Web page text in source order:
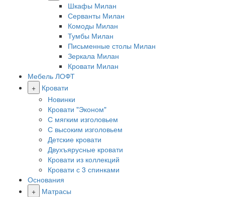
Шкафы Милан
Серванты Милан
Комоды Милан
Тумбы Милан
Письменные столы Милан
Зеркала Милан
Кровати Милан
Мебель ЛОФТ
+
Кровати
Новинки
Кровати "Эконом"
С мягким изголовьем
С высоким изголовьем
Детские кровати
Двухъярусные кровати
Кровати из коллекций
Кровати с 3 спинками
Основания
+
Матрасы